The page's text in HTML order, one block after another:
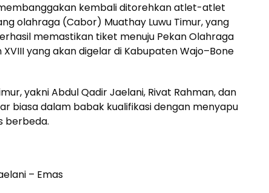
kembali ditorehkan atlet-atlet
olahraga (Cabor) Muathay Luwu Timur, yang
memastikan tiket menuju Pekan Olahraga
yang akan digelar di Kabupaten Wajo–Bone
yakni Abdul Qadir Jaelani, Rivat Rahman, dan
biasa dalam babak kualifikasi dengan menyapu
berbeda.
– Emas